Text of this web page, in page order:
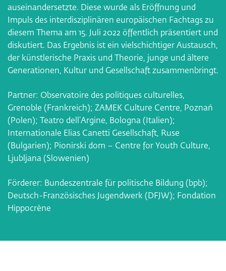
auseinandersetzte. Diese wurde als Eröffnung und
Impuls des interdisziplinären europäischen Fachtags zu
diesem Thema am 15. Juli 2022 öffentlich präsentiert und
diskutiert. Das Ergebnis ist ein vielschichtiger Austausch,
der künstlerische Praxis und Theorie, junge und ältere
Generationen, Kultur und Gesellschaft zusammenbringt.
Partner: Observatoire des politiques culturelles,
Grenoble (Frankreich); ZAMEK Culture Centre, Poznań
(Polen); Teatro dell’Argine, Bologna (Italien);
Internationale Elias Canetti Gesellschaft, Ruse
(Bulgarien); Pionirski dom – Centre for Youth Culture,
Ljubljana (Slowenien)
Förderer: Bundeszentrale für politische Bildung (bpb);
Deutsch-Französisches Jugendwerk (DFJW); Fondation
Hippocrène